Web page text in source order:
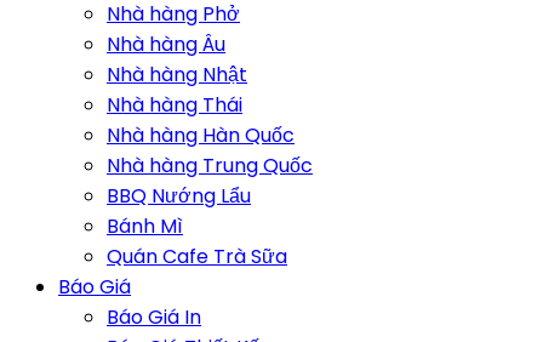
Nhà hàng Phở
Nhà hàng Âu
Nhà hàng Nhật
Nhà hàng Thái
Nhà hàng Hàn Quốc
Nhà hàng Trung Quốc
BBQ Nướng Lẩu
Bánh Mì
Quán Cafe Trà Sữa
Báo Giá
Báo Giá In